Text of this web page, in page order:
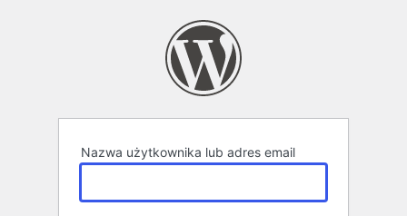
Nazwa użytkownika lub adres email